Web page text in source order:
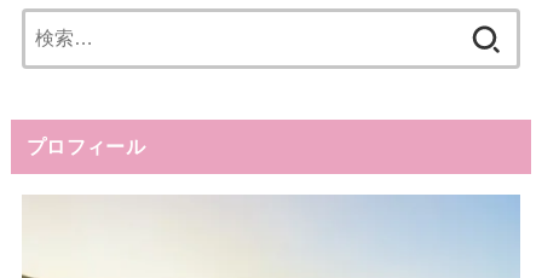
索:
プロフィール